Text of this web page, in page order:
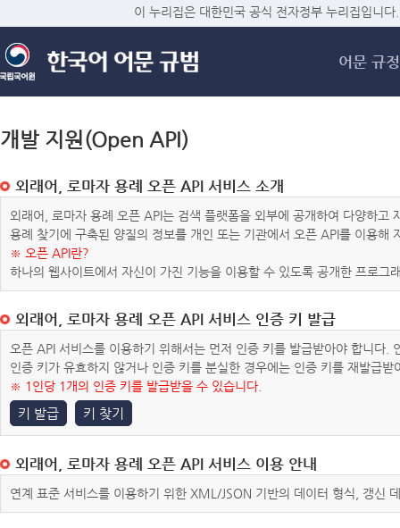
메
이 누리집은 대한민국 공식 전자정부 누리집입니다.
어문 규정
개발 지원(Open API)
외래어, 로마자 용례 오픈 API 서비스 소개
외래어, 로마자 용례 오픈 API는 검색 플랫폼을 외부에 공개하여 다양하
용례 찾기에 구축된 양질의 정보를 개인 또는 기관에서 오픈 API를 이용해
※ 오픈 API란?
하나의 웹사이트에서 자신이 가진 기능을 이용할 수 있도록 공개한 프로그
외래어, 로마자 용례 오픈 API 서비스 인증 키 발급
오픈 API 서비스를 이용하기 위해서는 먼저 인증 키를 발급받아야 합니다
인증 키가 유효하지 않거나 인증 키를 분실한 경우에는 인증 키를 재발급받
※ 1인당 1개의 인증 키를 발급받을 수 있습니다.
키 발급 키 찾기
외래어, 로마자 용례 오픈 API 서비스 이용 안내
연계 표준 서비스를 이용하기 위한 XML/JSON 기반의 데이터 형식, 갱신